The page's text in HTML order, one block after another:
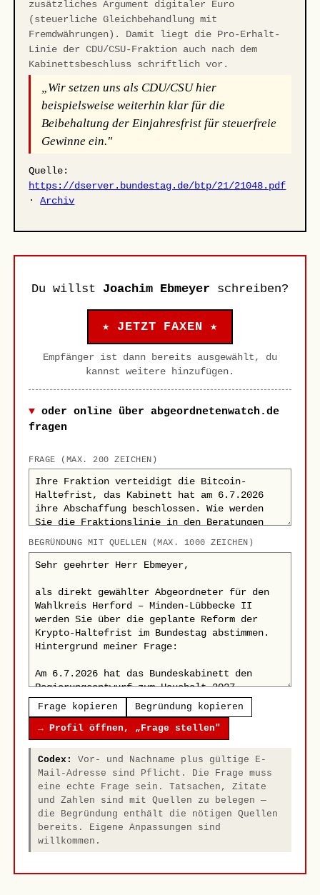
zusätzliches Argument digitaler Euro
(steuerliche Gleichbehandlung mit
Fremdwährungen). Damit liegt die Pro-Erhalt-
Linie der CDU/CSU-Fraktion auch nach dem
Kabinettsbeschluss schriftlich vor.
„Wir setzen uns als CDU/CSU hier
beispielsweise weiterhin klar für die
Beibehaltung der Einjahresfrist für steuerfreie
Gewinne ein."
Quelle:
https://dserver.bundestag.de/btp/21/21048.pdf
·Archiv
Du willst Joachim Ebmeyer schreiben?
★ JETZT FAXEN ★
Empfänger ist dann bereits ausgewählt, du
kannst weitere hinzufügen.
oder online über abgeordnetenwatch.de
fragen
FRAGE (MAX. 200 ZEICHEN)
BEGRÜNDUNG MIT QUELLEN (MAX. 1000 ZEICHEN)
Frage kopieren Begründung kopieren
→ Profil öffnen, „Frage stellen"
Codex:
Vor- und Nachname plus gültige E-
Mail-Adresse sind Pflicht. Die Frage muss
eine echte Frage sein. Tatsachen, Zitate
und Zahlen sind mit Quellen zu belegen —
die Begründung enthält die nötigen Quellen
bereits. Eigene Anpassungen sind
willkommen.